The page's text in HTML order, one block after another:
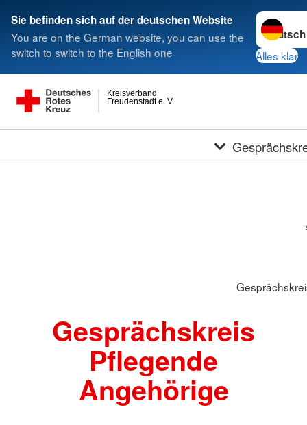
Sie befinden sich auf der deutschen Website
You are on the German website, you can use the
switch to switch to the English one
Sprache
Alles klar
Freudenstadt e. V.
Kreisverband
Gesprächskreis
Pflegende
Angehörige